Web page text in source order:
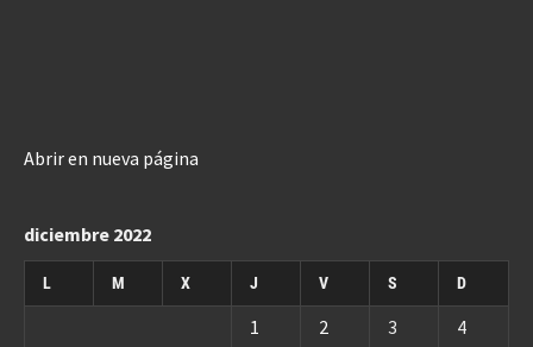
Abrir en nueva página
diciembre 2022
L M X J V S D
1 2 3 4